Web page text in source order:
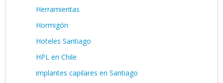
Herramientas
Hormigón
Hoteles Santiago
HPL en Chile
implantes capilares en Santiago